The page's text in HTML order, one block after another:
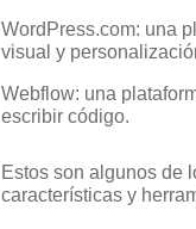
WordPress.com: una
visual y
Webflow: una
escribir código.
Estos son algunos de
características y